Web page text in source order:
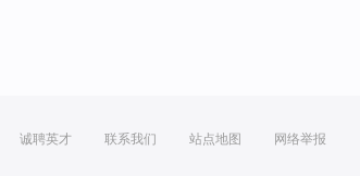
诚聘英才 联系我们 站点地图 网络举报